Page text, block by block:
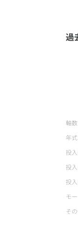
過
軸数
年式
投
投
投
モ
そ